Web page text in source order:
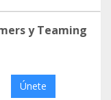
y Teaming
Únete